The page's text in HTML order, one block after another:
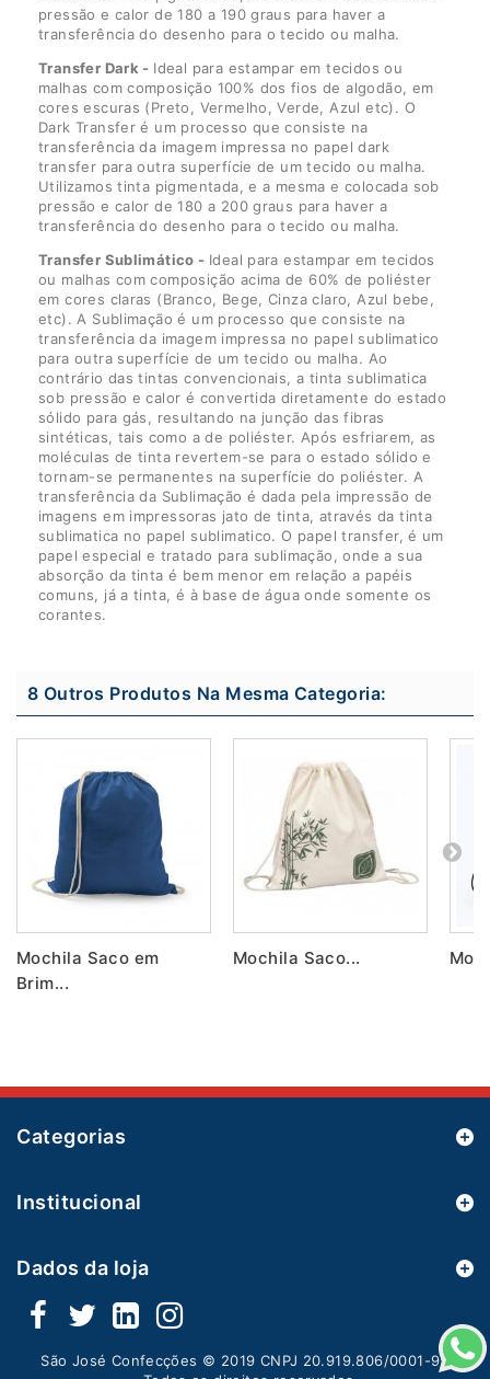
pressão e calor de 180 a 190 graus para haver a
transferência do desenho para o tecido ou malha.
Transfer Dark - Ideal para estampar em tecidos ou
malhas com composição 100% dos fios de algodão, em
cores escuras (Preto, Vermelho, Verde, Azul etc). O
Dark Transfer é um processo que consiste na
transferência da imagem impressa no papel dark
transfer para outra superfície de um tecido ou malha.
Utilizamos tinta pigmentada, e a mesma e colocada sob
pressão e calor de 180 a 200 graus para haver a
transferência do desenho para o tecido ou malha.
Transfer Sublimático - Ideal para estampar em tecidos
ou malhas com composição acima de 60% de poliéster
em cores claras (Branco, Bege, Cinza claro, Azul bebe,
etc). A Sublimação é um processo que consiste na
transferência da imagem impressa no papel sublimatico
para outra superfície de um tecido ou malha. Ao
contrário das tintas convencionais, a tinta sublimatica
sob pressão e calor é convertida diretamente do estado
sólido para gás, resultando na junção das fibras
sintéticas, tais como a de poliéster. Após esfriarem, as
moléculas de tinta revertem-se para o estado sólido e
tornam-se permanentes na superfície do poliéster. A
transferência da Sublimação é dada pela impressão de
imagens em impressoras jato de tinta, através da tinta
sublimatica no papel sublimatico. O papel transfer, é um
papel especial e tratado para sublimação, onde a sua
absorção da tinta é bem menor em relação a papéis
comuns, já a tinta, é à base de água onde somente os
corantes.
8 Outros Produtos Na Mesma Categoria:
Mochila Saco em
Brim...
Mochila Saco...
Categorias
Institucional
Dados da loja
São José Confecções © 2019 CNPJ 20.919.806/0001-95